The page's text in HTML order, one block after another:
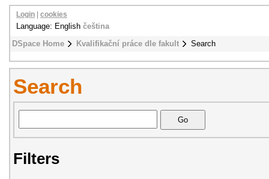
DSpace Home Kvalifikační práce dle fakult Search
Login cookies
Language: English čeština
Search
Filters